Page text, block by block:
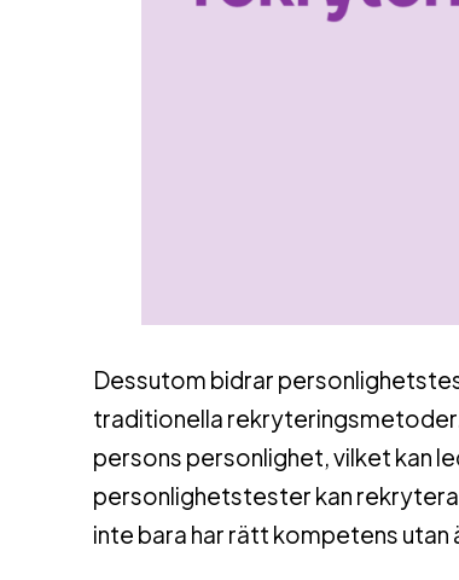
Dessutom bidrar
traditionella
persons personlighet, vilket kan
personlighetstester kan
inte bara har rätt kompetens